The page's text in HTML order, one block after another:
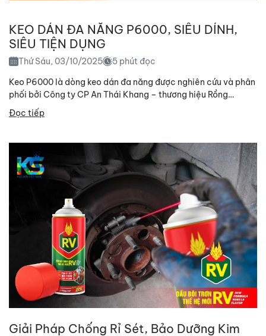
KEO DÁN ĐA NĂNG P6000, SIÊU DÍNH,
SIÊU TIỆN DỤNG
Thứ Sáu, 03/10/2025
5 phút đọc
Keo P6000 là dòng keo dán đa năng được nghiên cứu và phân
phối bởi Công ty CP An Thái Khang – thương hiệu Rồng
Vàng....
Đọc tiếp
Giải Pháp Chống Rỉ Sét, Bảo Dưỡng Kim